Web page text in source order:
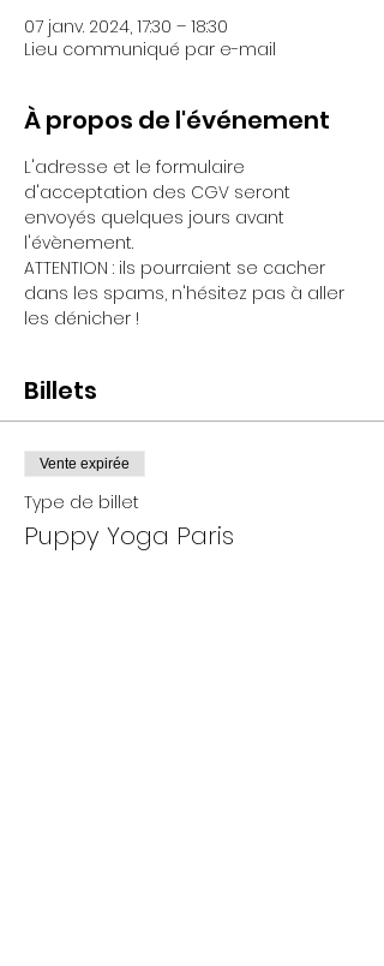
07 janv. 2024, 17:30 – 18:30
Lieu communiqué par e-mail
À propos de l'événement
L'adresse et le formulaire
d'acceptation des CGV seront
envoyés quelques jours avant
l'évènement.
ATTENTION : ils pourraient se cacher
dans les spams, n'hésitez pas à aller
les dénicher !
Billets
Vente expirée
Type de billet
Puppy Yoga Paris